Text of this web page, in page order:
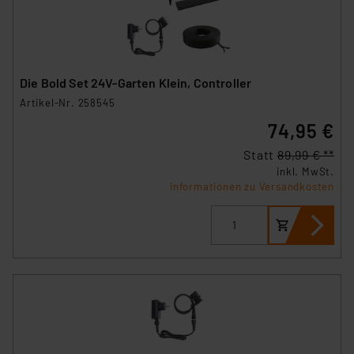
können die Verwendung nicht notwendiger Cookies
ablehnen oder ihr ganz oder teilweise zustimmen. Ihre
erteilte Zustimmung können Sie jederzeit unter dem
Link „Cookie Einstellungen“ anpassen oder widerrufen.
Analyse bis zum Zeitpunkt des Widerrufs bleibt hiervon
unberührt. Ihre Browser-Einstellungen können dazu
führen, dass die Einstellungen nicht längerfristig
gespeichert werden und dieses Banner erneut
„Einige Drittanbieter verarbeiten personenbezogene
die Verarbeitung Ihrer Daten in den USA gemäß Art. 49
(1) lit. a DSGVO. Nähere Infos zu diesen Drittanbietern
und zu der jeweiligen Datenübermittlung erhalten Sie in
Die Bold Set 24V-Garten Klein, Controller
Artikel-Nr. 258545
74,95 €
Statt 89,99 € **
inkl. MwSt.
Informationen zu Versandkosten